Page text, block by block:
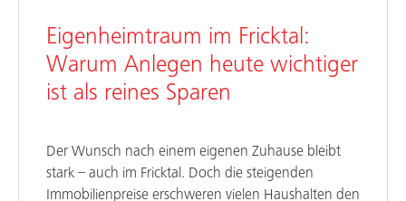
Eigenheimtraum im Fricktal:
Warum Anlegen heute wichtiger
ist als reines Sparen
Der Wunsch nach einem eigenen Zuhause bleibt
stark – auch im Fricktal. Doch die steigenden
Immobilienpreise erschweren vielen Haushalten den